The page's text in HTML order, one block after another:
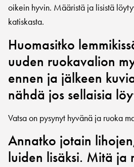
oikein hyvin. Määristä ja lisistä
katiskasta.
Huomasitko
uuden ruokavalion
ennen ja jälkeen
nähdä jos sellaisia
Vatsa on pysynyt hyvänä ja ruoka
Annatko jotain
luiden lisäksi. Mitä ja